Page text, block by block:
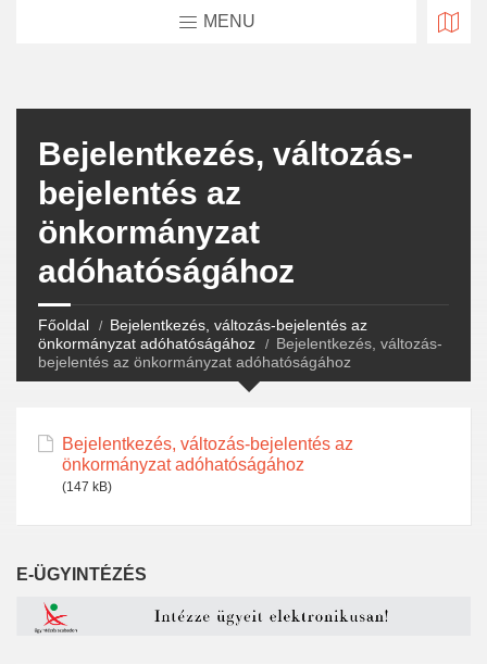
MENU
Bejelentkezés, változás-
bejelentés az
önkormányzat
adóhatóságához
Főoldal
Bejelentkezés, változás-bejelentés az
önkormányzat adóhatóságához
Bejelentkezés, változás-
bejelentés az önkormányzat adóhatóságához
Bejelentkezés, változás-bejelentés az
önkormányzat adóhatóságához
(147 kB)
E-ÜGYINTÉZÉS